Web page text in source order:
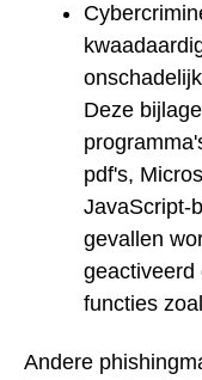
Deze
pdf's,
JavaScript-
gevallen
geactiveerd
functies
Andere